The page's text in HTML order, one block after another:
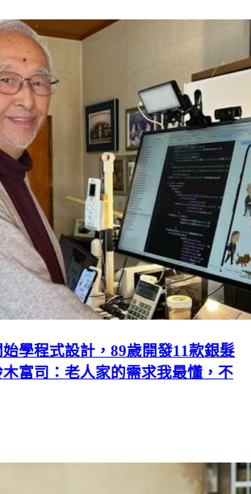
學程式設計，89歲開發11款銀髮
富司：老人家的需求我最懂，不